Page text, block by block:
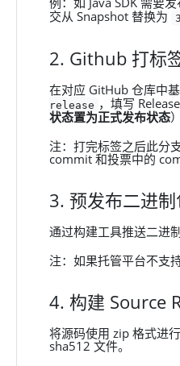
交从 Snapshot 替换为
2. Github 打标
在对应 GitHub 仓库中
release ，填写
状态置为正式发布状态）
注：打完标签之后此分
commit 和投票中的
3. 预发布二进制
通过构建工具推送二进
注：如果托管平台不支
4. 构建 Source
将源码使用 zip 格式进
sha512 文件。